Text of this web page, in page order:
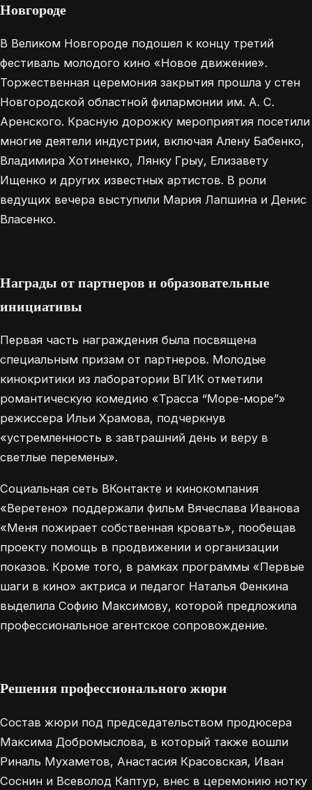
Новгороде
В Великом Новгороде подошел к концу третий
фестиваль молодого кино «Новое движение».
Торжественная церемония закрытия прошла у стен
Новгородской областной филармонии им. А. С.
Аренского. Красную дорожку мероприятия посетили
многие деятели индустрии, включая Алену Бабенко,
Владимира Хотиненко, Лянку Грыу, Елизавету
Ищенко и других известных артистов. В роли
ведущих вечера выступили Мария Лапшина и Денис
Власенко.
Награды от партнеров и образовательные
инициативы
Первая часть награждения была посвящена
специальным призам от партнеров. Молодые
кинокритики из лаборатории ВГИК отметили
романтическую комедию «Трасса “Море-море”»
режиссера Ильи Храмова, подчеркнув
«устремленность в завтрашний день и веру в
светлые перемены».
Социальная сеть ВКонтакте и кинокомпания
«Веретено» поддержали фильм Вячеслава Иванова
«Меня пожирает собственная кровать», пообещав
проекту помощь в продвижении и организации
показов. Кроме того, в рамках программы «Первые
шаги в кино» актриса и педагог Наталья Фенкина
выделила Софию Максимову, которой предложила
профессиональное агентское сопровождение.
Решения профессионального жюри
Состав жюри под председательством продюсера
Максима Добромыслова, в который также вошли
Риналь Мухаметов, Анастасия Красовская, Иван
Соснин и Всеволод Каптур, внес в церемонию нотку